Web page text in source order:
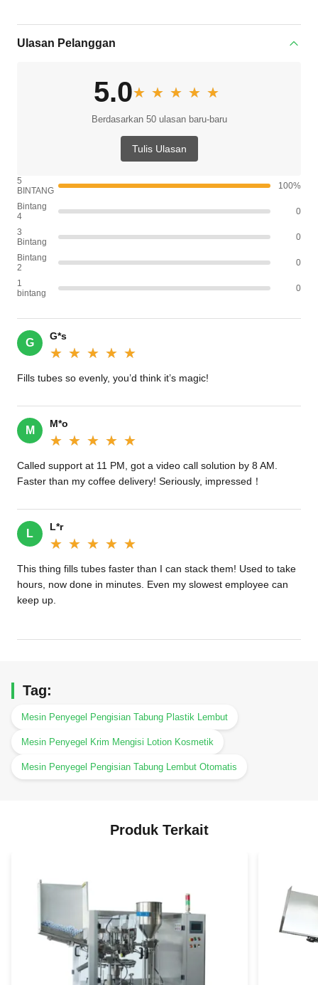
Ulasan Pelanggan
5.0★★★★★
★★★★★
Berdasarkan 50 ulasan baru-baru
Tulis Ulasan
5
BINTANG
100%
Bintang
4
0
3
Bintang
0
Bintang
2
0
1
bintang
0
G
G*s
★★★★★
★★★★★
Fills tubes so evenly, you’d think it’s magic!‌
M
M*o
★★★★★
★★★★★
Called support at 11 PM, got a video call solution by 8 AM.
Faster than my coffee delivery! Seriously, impressed！
L
L*r
★★★★★
★★★★★
This thing fills tubes faster than I can stack them! Used to take
hours, now done in minutes. Even my slowest employee can
keep up.
Tag:
Mesin Penyegel Pengisian Tabung Plastik Lembut
Mesin Penyegel Krim Mengisi Lotion Kosmetik
Mesin Penyegel Pengisian Tabung Lembut Otomatis
Produk Terkait